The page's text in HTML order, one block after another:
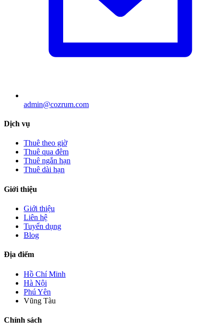
admin@cozrum.com
Dịch vụ
Thuê theo giờ
Thuê qua đêm
Thuê ngắn hạn
Thuê dài hạn
Giới thiệu
Giới thiệu
Liên hệ
Tuyển dụng
Blog
Địa điểm
Hồ Chí Minh
Hà Nội
Phú Yên
Vũng Tàu
Chính sách